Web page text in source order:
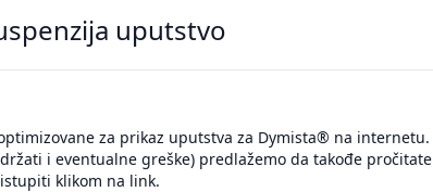
uputstvo
za prikaz uputstva za Dymista® na internetu.
i eventualne greške) predlažemo da takođe pročitate
klikom na link.